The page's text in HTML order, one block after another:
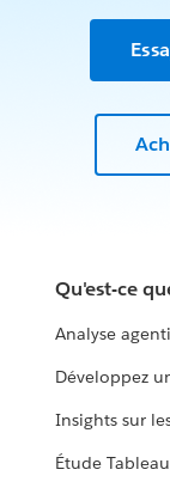
Qu'est-ce
Analyse
Développez
Insights sur
Étude Tableau